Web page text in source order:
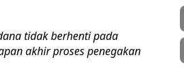
tidak berhenti pada
akhir proses penegakan